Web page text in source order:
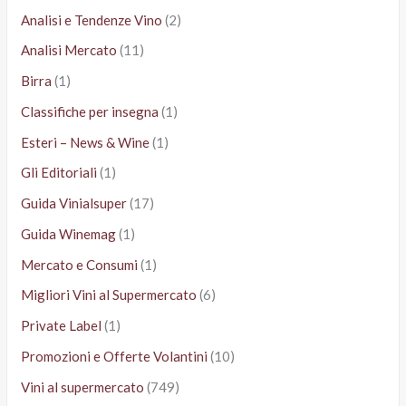
Analisi e Tendenze Vino (2)
Analisi Mercato (11)
Birra (1)
Classifiche per insegna (1)
Esteri – News & Wine(1)
Gli Editoriali (1)
Guida Vinialsuper(17)
Guida Winemag(1)
Mercato e Consumi (1)
Migliori Vini al Supermercato (6)
Private Label (1)
Promozioni e Offerte Volantini (10)
Vini al supermercato (749)